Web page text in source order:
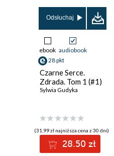
Odsłuchaj
ebook audiobook
28 pkt
Czarne Serce.
Zdrada. Tom 1 (#1)
Sylwia Gudyka
(31,99 zł najniższa cena z 30 dni)
28.50 zł